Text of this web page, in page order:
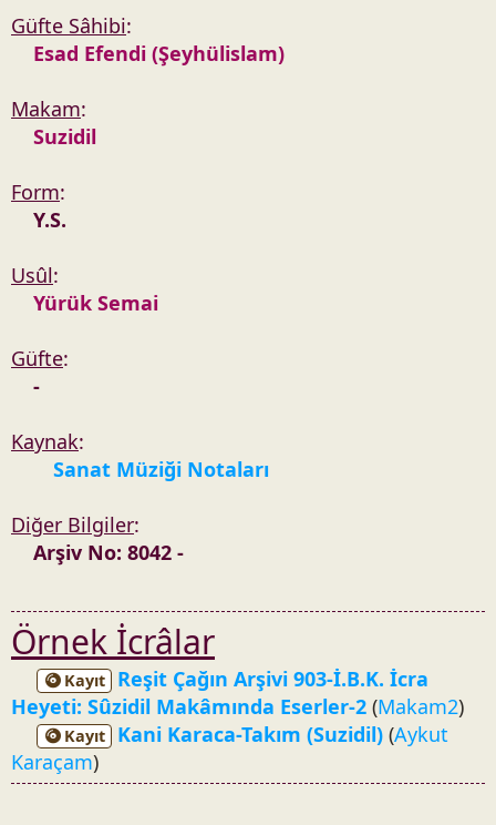
Güfte Sâhibi:
Esad Efendi (Şeyhülislam)
Makam:
Suzidil
Form:
Y.S.
Usûl:
Yürük Semai
Güfte:
-
Kaynak:
Sanat Müziği Notaları
Diğer Bilgiler:
Arşiv No: 8042 -
Örnek İcrâlar
Kayıt
Reşit Çağın Arşivi 903-İ.B.K. İcra
Heyeti: Sûzidil Makâmında Eserler-2 (Makam2)
Kayıt Kani Karaca-Takım (Suzidil) (Aykut
Karaçam)